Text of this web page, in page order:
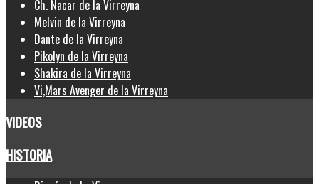
Ch. Nacar de la Virreyna
Melvin de la Virreyna
Dante de la Virreyna
Pikolyn de la Virreyna
Shakira de la Virreyna
Vi,Mars Avenger de la Virreyna
VIDEOS
HISTORIA